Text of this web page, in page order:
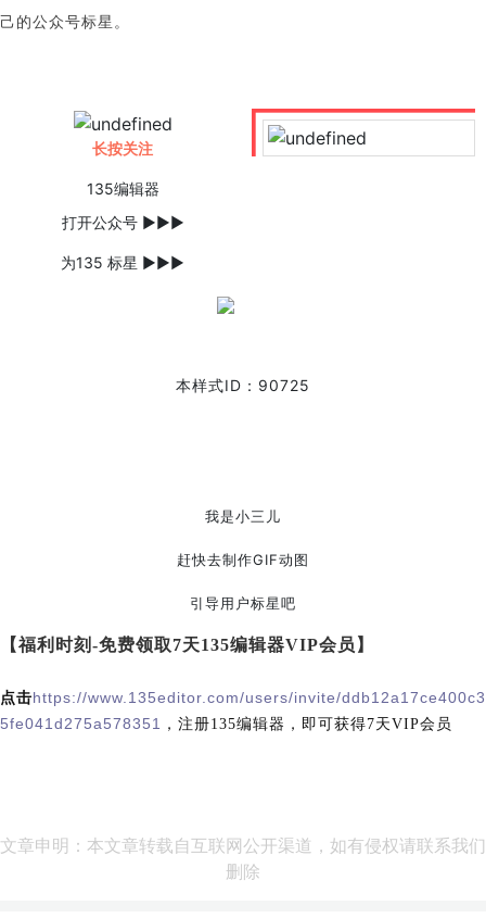
己的公众号标星。
长按关注
135编辑器
打开公众号 ►►►
为135 标星 ►►►
本样式ID：90725
我是小三儿
赶快去制作GIF动图
引导用户标星吧
【福利时刻-免费领取7天135编辑器VIP会员】
点击https://www.135editor.com/users/invite/ddb12a17ce400c3
5fe041d275a578351
，注册135编辑器，即可获得7天VIP会员
文章申明：本文章转载自互联网公开渠道，如有侵权请联系我们
删除